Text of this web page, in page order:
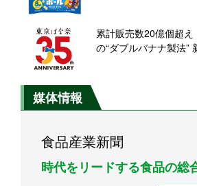
累計販売数20億個超
の“ダブルバナナ製法
媒体情報
食品産業新聞
時代をリードする食品の総